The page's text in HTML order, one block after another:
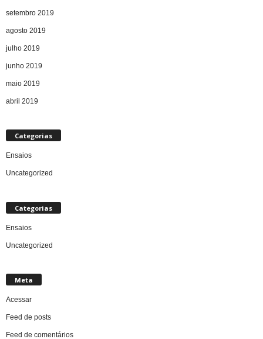
setembro 2019
agosto 2019
julho 2019
junho 2019
maio 2019
abril 2019
Categorias
Ensaios
Uncategorized
Categorias
Ensaios
Uncategorized
Meta
Acessar
Feed de posts
Feed de comentários